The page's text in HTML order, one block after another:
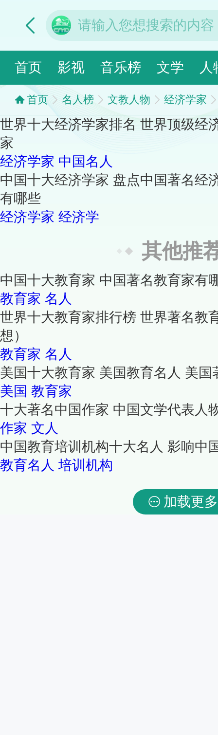
首页 影视 音乐榜 文学 人
首页 名人榜 文教人物 经济学家
世界十大经济学家排名 世界顶级经
家
经济学家 中国名人
中国十大经济学家 盘点中国著名经
有哪些
经济学家 经济学
其他推
中国十大教育家 中国著名教育家有
教育家 名人
世界十大教育家排行榜 世界著名教
想）
教育家 名人
美国十大教育家 美国教育名人 美国
美国 教育家
十大著名中国作家 中国文学代表人
作家 文人
中国教育培训机构十大名人 影响中
教育名人 培训机构
加载更多